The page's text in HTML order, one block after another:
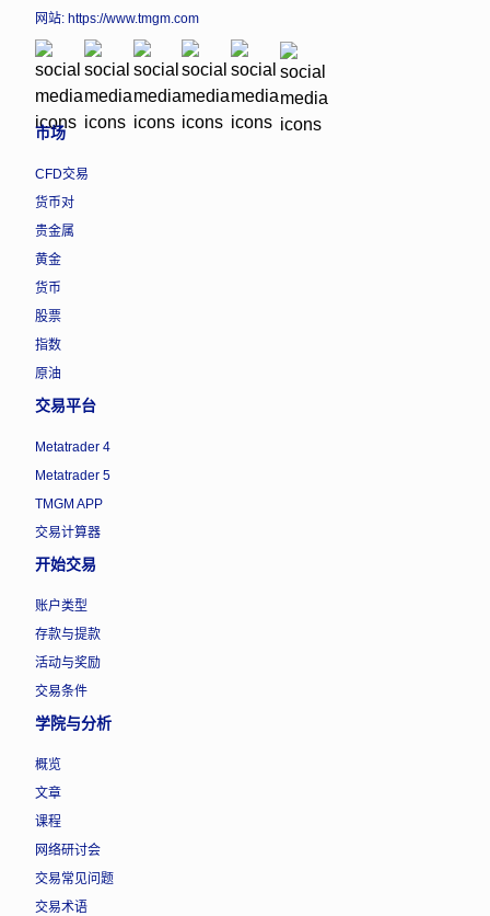
网站: https://www.tmgm.com
市场
CFD交易
货币对
贵金属
黄金
货币
股票
指数
原油
交易平台
Metatrader 4
Metatrader 5
TMGM APP
交易计算器
开始交易
账户类型
存款与提款
活动与奖励
交易条件
学院与分析
概览
文章
课程
网络研讨会
交易常见问题
交易术语